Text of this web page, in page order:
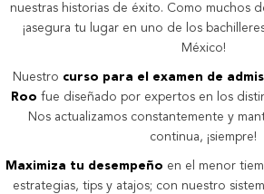
nuestras historias de éxito. Como muchos
¡asegura tu lugar en uno de los
México!
Nuestro curso para el examen de
Roo fue diseñado por expertos en los
Nos actualizamos constantemente y
continua, ¡siempre!
Maximiza tu desempeño en el menor
estrategias, tips y atajos; con nuestro